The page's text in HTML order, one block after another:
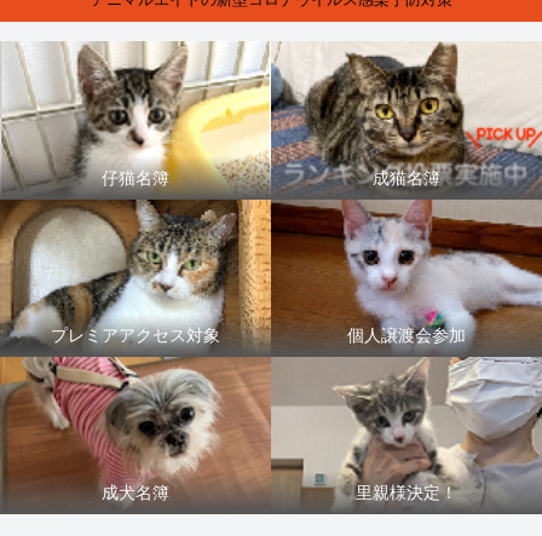
仔猫名簿 成猫名簿
プレミアアクセス対象 個人譲渡会参加
成犬名簿 里親様決定！